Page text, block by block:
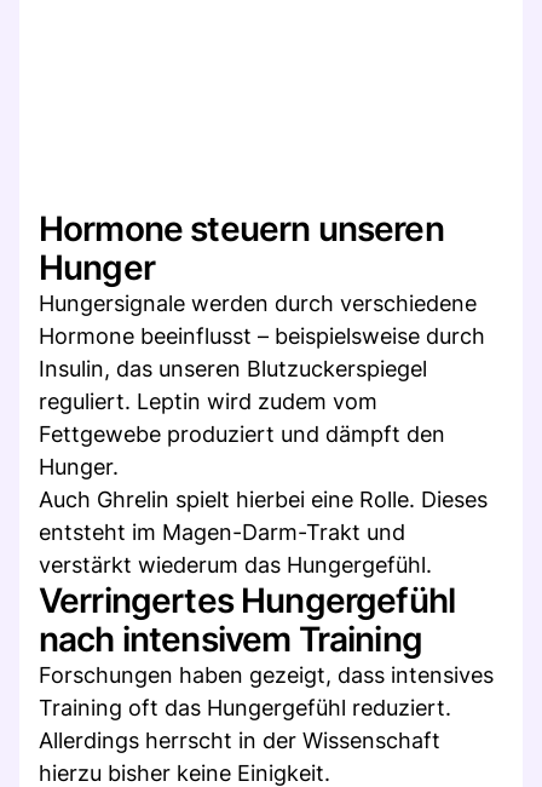
Hormone steuern unseren
Hunger
Hungersignale werden durch verschiedene
Hormone beeinflusst – beispielsweise durch
Insulin, das unseren Blutzuckerspiegel
reguliert. Leptin wird zudem vom
Fettgewebe produziert und dämpft den
Hunger.
Auch Ghrelin spielt hierbei eine Rolle. Dieses
entsteht im Magen-Darm-Trakt und
verstärkt wiederum das Hungergefühl.
Verringertes Hungergefühl
nach intensivem Training
Forschungen haben gezeigt, dass intensives
Training oft das Hungergefühl reduziert.
Allerdings herrscht in der Wissenschaft
hierzu bisher keine Einigkeit.